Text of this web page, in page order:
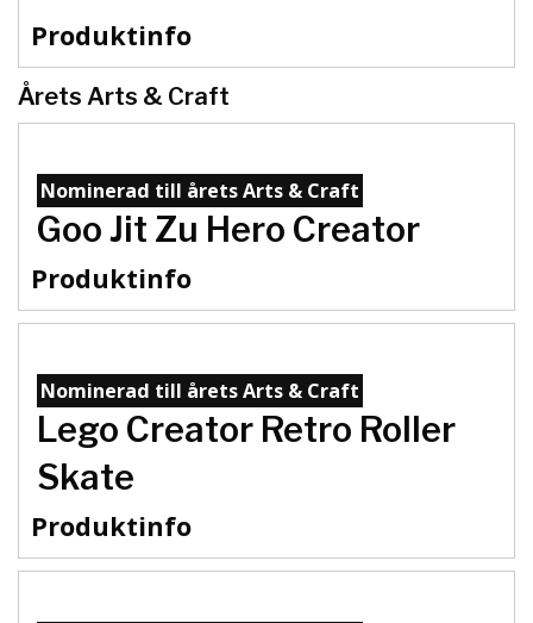
Produktinfo
Årets Arts & Craft
Nominerad till årets Arts & Craft
Goo Jit Zu Hero Creator
Produktinfo
Nominerad till årets Arts & Craft
Lego Creator Retro Roller
Skate
Produktinfo